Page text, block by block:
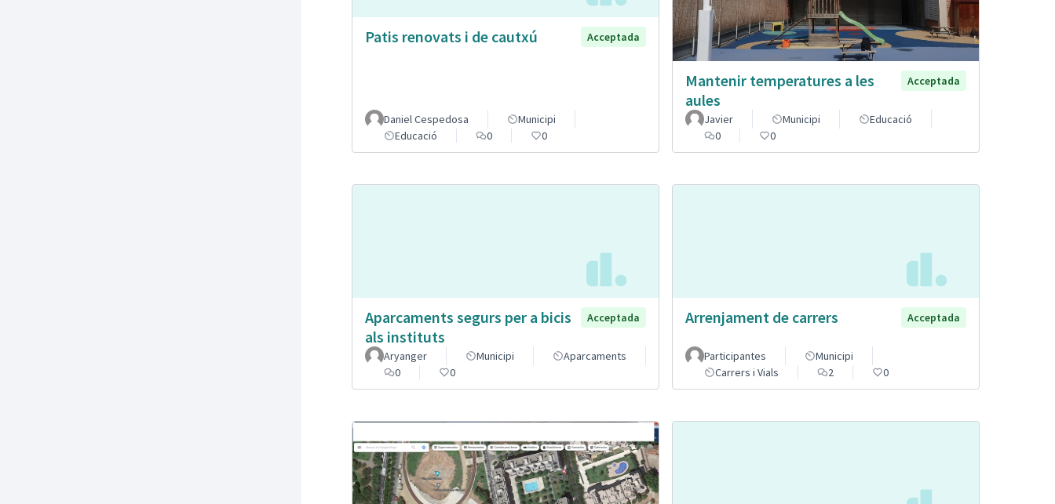
Patis renovats i de cautxú Acceptada
Daniel Cespedosa
Municipi
Educació
0 0
Mantenir temperatures a les
aules
Acceptada
Javier Municipi
Educació
0
0
Aparcaments segurs per a bicis
als instituts
Acceptada
Aryanger Municipi
Aparcaments
0
0
Arrenjament de carrers Acceptada
Participantes
Municipi
Carrers i Vials
2 0